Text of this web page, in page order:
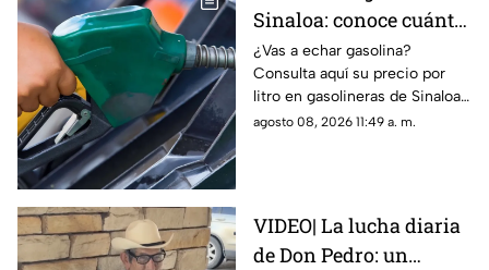
Sinaloa: conoce cuánto
cuesta el combustible
hoy sábado 8 de agosto
¿Vas a echar gasolina?
Consulta aquí su precio por
litro en gasolineras de Sinaloa
y en el país, hoy 8 de agosto
agosto 08, 2026 11:49 a. m.
VIDEO| La lucha diaria
de Don Pedro: un